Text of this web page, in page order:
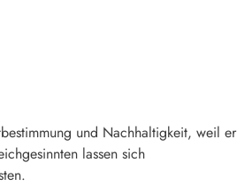
und Nachhaltigkeit, weil er
lassen sich